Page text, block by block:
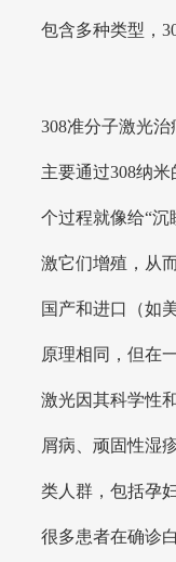
包含多种类型，
308准分子激光治
主要通过308纳
个过程就像给“沉
激它们增殖，从
国产和进口（如
原理相同，但在
激光因其科学性
屑病、顽固性湿
类人群，包括孕
很多患者在确诊